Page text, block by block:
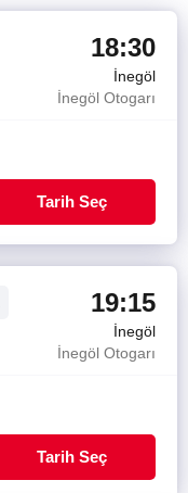
18:30
İnegöl
İnegöl Otogarı
Tarih Seç
19:15
İnegöl
İnegöl Otogarı
Tarih Seç